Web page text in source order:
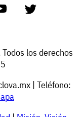
los derechos
| Teléfono: